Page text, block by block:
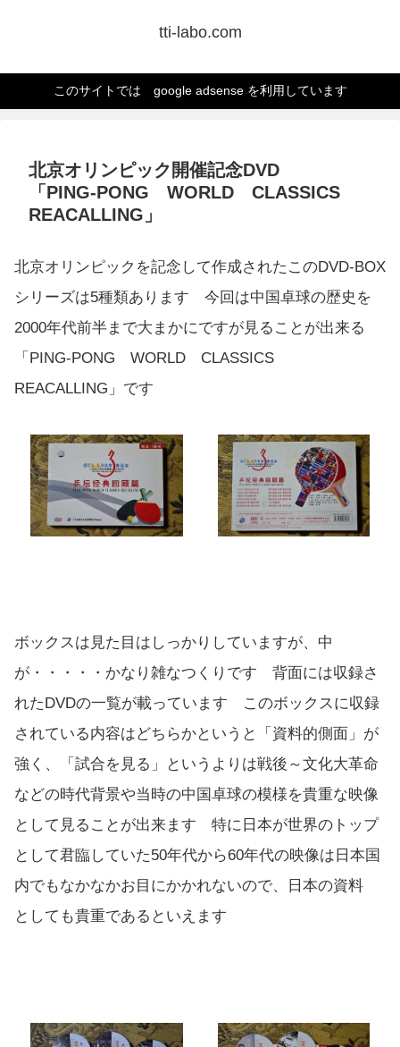
tti-labo.com
このサイトでは google adsense を利用しています
北京オリンピック開催記念DVD
「PING-PONG WORLD CLASSICS
REACALLING」
北京オリンピックを記念して作成されたこのDVD-BOX
シリーズは5種類あります 今回は中国卓球の歴史を
2000年代前半まで大まかにですが見ることが出来る
「PING-PONG WORLD CLASSICS
REACALLING」です
ボックスは見た目はしっかりしていますが、中
が・・・・・かなり雑なつくりです 背面には収録さ
れたDVDの一覧が載っています このボックスに収録
されている内容はどちらかというと「資料的側面」が
強く、「試合を見る」というよりは戦後～文化大革命
などの時代背景や当時の中国卓球の模様を貴重な映像
として見ることが出来ます 特に日本が世界のトップ
として君臨していた50年代から60年代の映像は日本国
内でもなかなかお目にかかれないので、日本の資料
としても貴重であるといえます